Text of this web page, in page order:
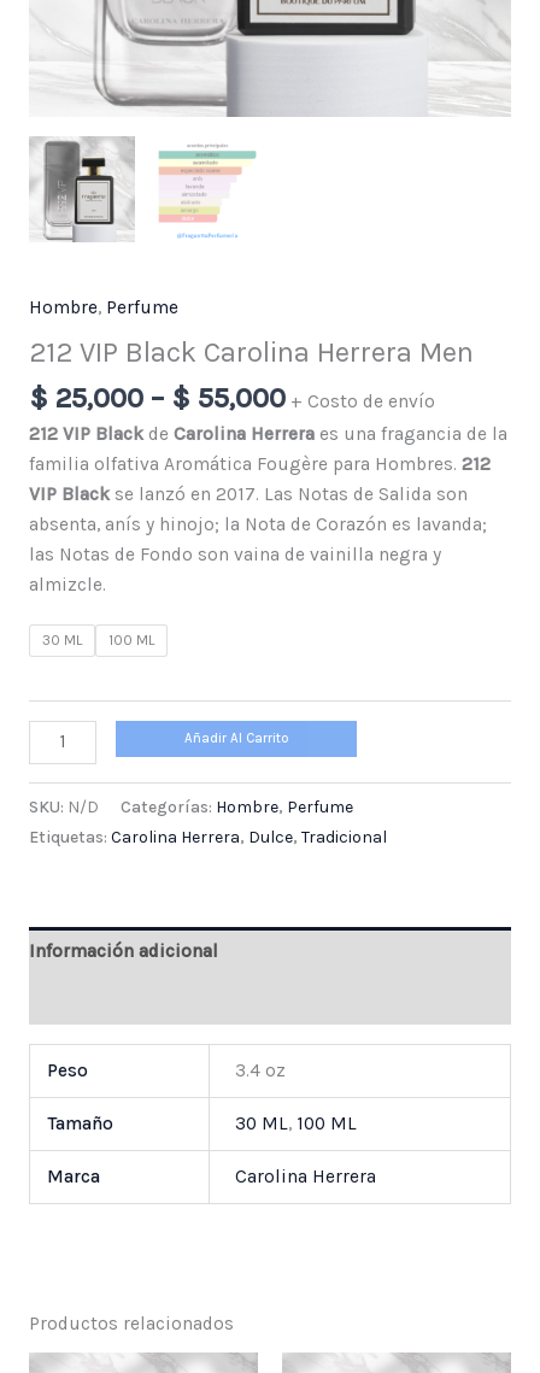
Hombre, Perfume
212 VIP Black Carolina Herrera Men
$ 25,000 – $ 55,000 + Costo de envío
212 VIP Blackde Carolina Herreraes una fragancia de la
familia olfativa Aromática Fougère para Hombres. 212
VIP Blackse lanzó en 2017. Las Notas de Salida son
absenta, anís y hinojo; la Nota de Corazón es lavanda;
las Notas de Fondo son vaina de vainilla negra y
almizcle.
30 ML 100 ML
Añadir Al Carrito
SKU: N/D Categorías: Hombre, Perfume
Etiquetas: Carolina Herrera, Dulce, Tradicional
Información adicional
Peso 3.4 oz
Tamaño 30 ML, 100 ML
Marca Carolina Herrera
Productos relacionados
Price
Price